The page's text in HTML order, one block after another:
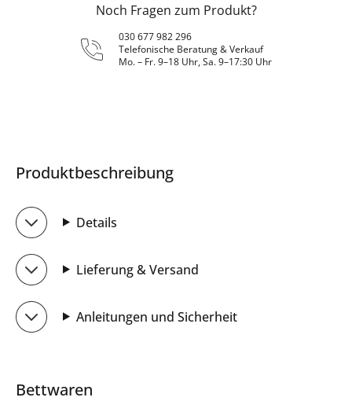
Noch Fragen zum Produkt?
030 677 982 296
Telefonische Beratung & Verkauf
Mo. – Fr. 9–18 Uhr, Sa. 9–17:30 Uhr
Produktbeschreibung
Details
Lieferung & Versand
Anleitungen und Sicherheit
Bettwaren